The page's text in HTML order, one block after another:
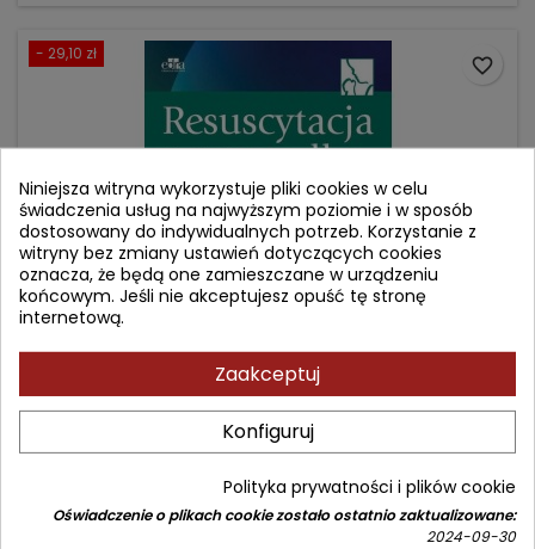
- 29,10 zł
RESUSCYTACJA NOWORODKA
Autor: red. wyd. pol. Ewa Helwich
Cena
169,90 zł Cena
199,00 zł
favorite_border
Niniejsza witryna wykorzystuje pliki cookies w celu
świadczenia usług na najwyższym poziomie i w sposób
dostosowany do indywidualnych potrzeb. Korzystanie z
witryny bez zmiany ustawień dotyczących cookies
oznacza, że będą one zamieszczane w urządzeniu
końcowym. Jeśli nie akceptujesz opuść tę stronę
internetową.
Zaakceptuj
Konfiguruj
Polityka prywatności i plików cookie
Oświadczenie o plikach cookie zostało ostatnio zaktualizowane:
2024-09-30